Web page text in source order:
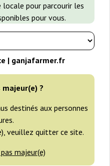
pour parcourir les
pour vous.
| ganjafarmer.fr
majeur(e) ?
destinés aux personnes
veuillez quitter ce site.
majeur(e)